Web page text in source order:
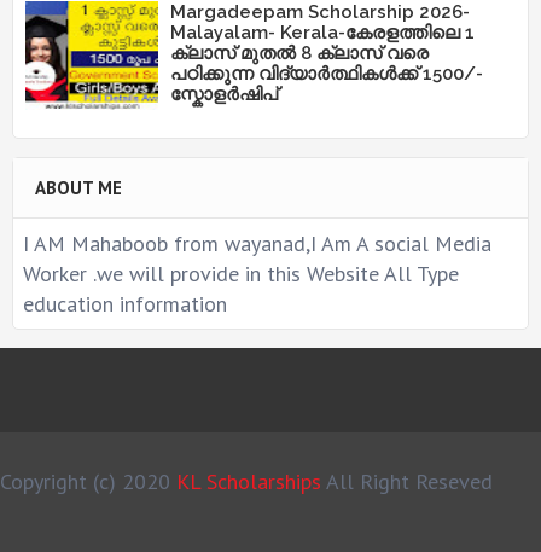
Margadeepam Scholarship 2026-
Malayalam- Kerala-കേരളത്തിലെ 1
ക്ലാസ് മുതൽ 8 ക്ലാസ് വരെ
പഠിക്കുന്ന വിദ്യാർത്ഥികൾക്ക് 1500/-
സ്കോളർഷിപ്
ABOUT ME
I AM Mahaboob from wayanad,I Am A social Media
Worker .we will provide in this Website All Type
education information
Copyright (c) 2020 KL Scholarships All Right Reseved